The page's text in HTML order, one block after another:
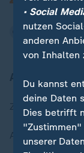
Aktuell bei
Zuletzt
Aktuelle
• Social
nutzen
anderen
von Inhalten
Du kannst
deine Daten
Dies betrifft
unserer